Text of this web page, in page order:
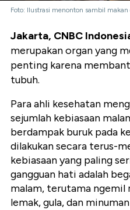
Foto: Ilustrasi menonton sambil
Jakarta, CNBC
merupakan organ yang
penting karena
tubuh.
Para ahli kesehatan
sejumlah kebiasaan
berdampak buruk pada
dilakukan secara terus-
kebiasaan yang paling
gangguan hati adalah
malam, terutama ngemil
lemak, gula, dan